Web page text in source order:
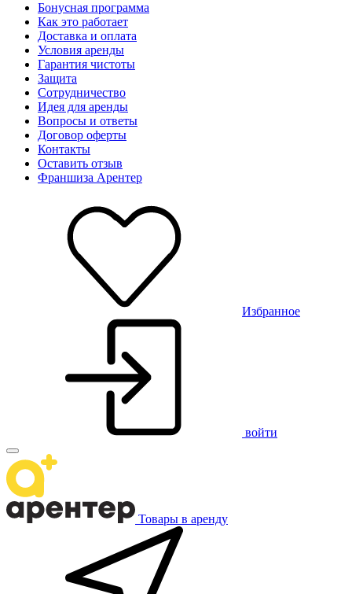
Бонусная программа
Как это работает
Доставка и оплата
Условия аренды
Гарантия чистоты
Защита
Сотрудничество
Идея для аренды
Вопросы и ответы
Договор оферты
Контакты
Оставить отзыв
Франшиза Арентер
Избранное
войти
Товары в аренду